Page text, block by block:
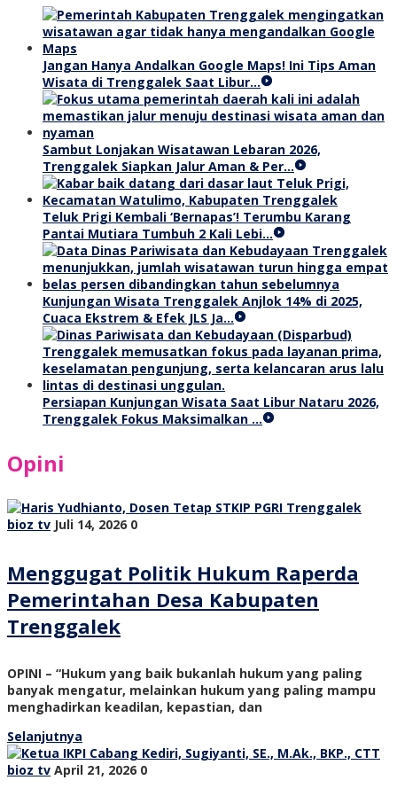
Jangan Hanya Andalkan Google Maps! Ini Tips Aman
Wisata di Trenggalek Saat Libur…
Sambut Lonjakan Wisatawan Lebaran 2026,
Trenggalek Siapkan Jalur Aman & Per…
Teluk Prigi Kembali ‘Bernapas’! Terumbu Karang
Pantai Mutiara Tumbuh 2 Kali Lebi…
Kunjungan Wisata Trenggalek Anjlok 14% di 2025,
Cuaca Ekstrem & Efek JLS Ja…
Persiapan Kunjungan Wisata Saat Libur Nataru 2026,
Trenggalek Fokus Maksimalkan …
Opini
bioz tv Juli 14, 2026 0
Menggugat Politik Hukum Raperda
Pemerintahan Desa Kabupaten
Trenggalek
OPINI – “Hukum yang baik bukanlah hukum yang paling
banyak mengatur, melainkan hukum yang paling mampu
menghadirkan keadilan, kepastian, dan
Selanjutnya
bioz tv April 21, 2026 0